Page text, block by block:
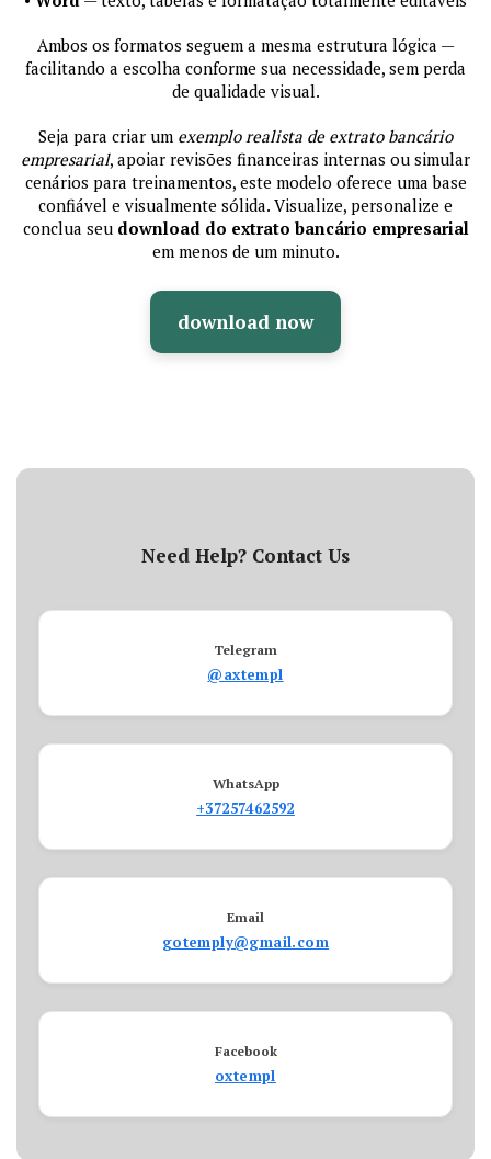
Ambos os formatos seguem a mesma estrutura lógica —
facilitando a escolha conforme sua necessidade, sem perda
de qualidade visual.
Seja para criar um exemplo realista de extrato bancário
empresarial, apoiar revisões financeiras internas ou simular
cenários para treinamentos, este modelo oferece uma base
confiável e visualmente sólida. Visualize, personalize e
conclua seu download do extrato bancário empresarial
em menos de um minuto.
download now
Need Help? Contact Us
Telegram
@axtempl
WhatsApp
+37257462592
Email
gotemply@gmail.com
Facebook
oxtempl